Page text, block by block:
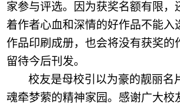
家参与评选。因为获奖名额有限，
着作者心血和深情的好作品不能入
作品印刷成册，也会将没有获奖的
留待今后刊发。
校友是母校引以为豪的靓丽名
魂牵梦萦的精神家园。感谢广大校